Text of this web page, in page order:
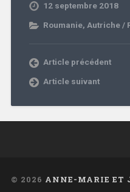
12 septembre 2018
Roumanie, Autriche /
Article précédent
Article suivant
© 2026 ANNE-MARIE ET